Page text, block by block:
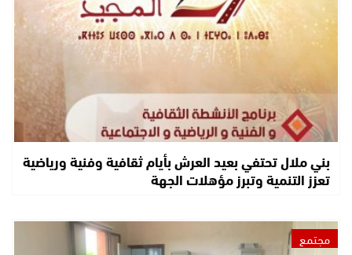
بني ملال تحتفي بعيد العرش بأيام ثقافية وفنية ورياضية
تعزز التنمية وتبرز مؤهلات الجهة
مجتمع